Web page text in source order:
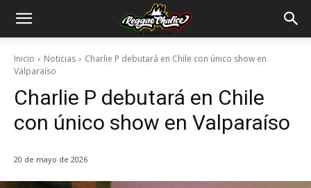
Inicio Noticias
Charlie P debutará en Chile con único show en
Valparaíso
Charlie P debutará en Chile
con único show en Valparaíso
20 de mayo de 2026